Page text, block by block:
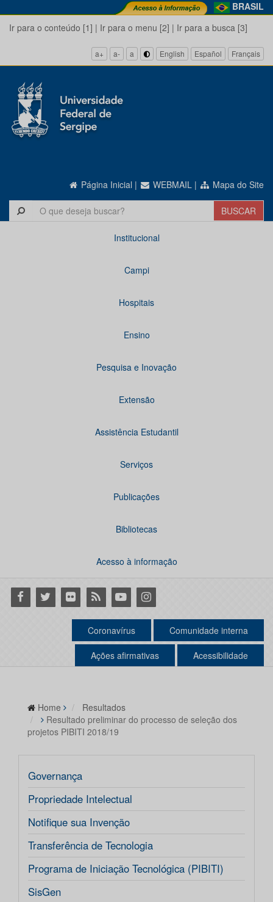
BRASIL
Ir para o conteúdo [1] | Ir para o menu [2] | Ir para a busca [3]
a+ a- a English Español Français
Página Inicial | WEBMAIL | Mapa do Site
Institucional
Campi
Hospitais
Ensino
Pesquisa e Inovação
Extensão
Assistência Estudantil
Serviços
Publicações
Bibliotecas
Acesso à informação
Facebook
Twitter Flickr RSS YoutubeInstagram
Coronavírus Comunidade interna
Ações afirmativas Acessibilidade
Home
Resultados
Resultado preliminar do processo de seleção dos
projetos PIBITI 2018/19
Governança
Propriedade Intelectual
Notifique sua Invenção
Transferência de Tecnologia
Programa de Iniciação Tecnológica (PIBITI)
SisGen